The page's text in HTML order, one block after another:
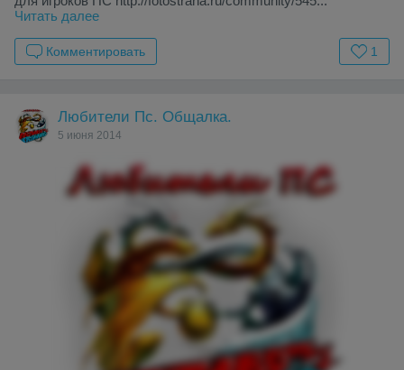
Читать далее
Комментировать 1
Любители Пс. Общалка.
5 июня 2014